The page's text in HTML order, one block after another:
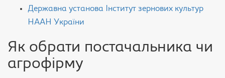
Державна установа Інститут зернових культур
НААН України
Як обрати постачальника чи
агрофірму